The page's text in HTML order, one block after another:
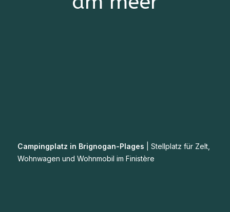
Campingplatz in Brignogan-Plages
Stellplatz für Zelt,
Wohnwagen und Wohnmobil im Finistère